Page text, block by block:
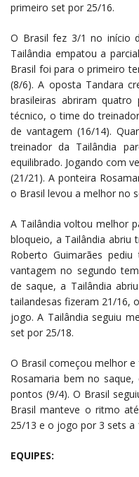
primeiro set por 25/16.
O Brasil fez 3/1 no início
Tailândia empatou a
Brasil foi para o primeiro
(8/6). A oposta Tandara
brasileiras abriram
técnico, o time do
de vantagem (16/14).
treinador da Tailândia
equilibrado. Jogando com
(21/21). A ponteira
o Brasil levou a melhor no
A Tailândia voltou melhor
bloqueio, a Tailândia abriu
Roberto Guimarães
vantagem no segundo
de saque, a Tailândia
tailandesas fizeram 21/16,
jogo. A Tailândia seguiu
set por 25/18.
O Brasil começou melhor
Rosamaria bem no
pontos (9/4). O Brasil
Brasil manteve o ritmo
25/13 e o jogo por 3 sets a
EQUIPES: